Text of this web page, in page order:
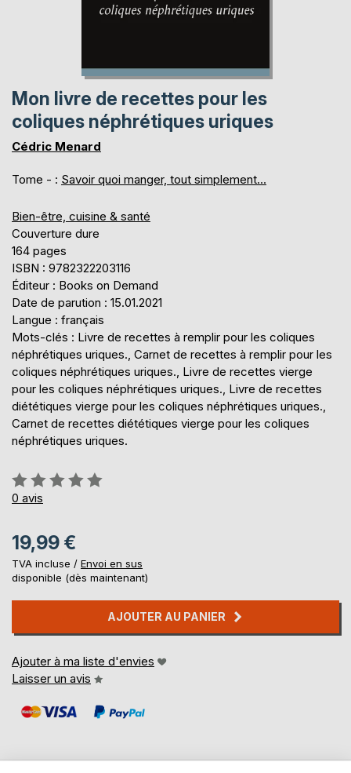
Mon livre de recettes pour les
coliques néphrétiques uriques
Cédric Menard
Tome - : Savoir quoi manger, tout simplement...
Bien-être, cuisine & santé
Couverture dure
164 pages
ISBN : 9782322203116
Éditeur : Books on Demand
Date de parution : 15.01.2021
Langue : français
Mots-clés : Livre de recettes à remplir pour les coliques
néphrétiques uriques., Carnet de recettes à remplir pour les
coliques néphrétiques uriques., Livre de recettes vierge
pour les coliques néphrétiques uriques., Livre de recettes
diététiques vierge pour les coliques néphrétiques uriques.,
Carnet de recettes diététiques vierge pour les coliques
néphrétiques uriques.
Évaluation:
0%
0 avis
19,99 €
TVA incluse / Envoi en sus
disponible (dès maintenant)
AJOUTER AU PANIER
Ajouter à ma liste d'envies
Laisser un avis